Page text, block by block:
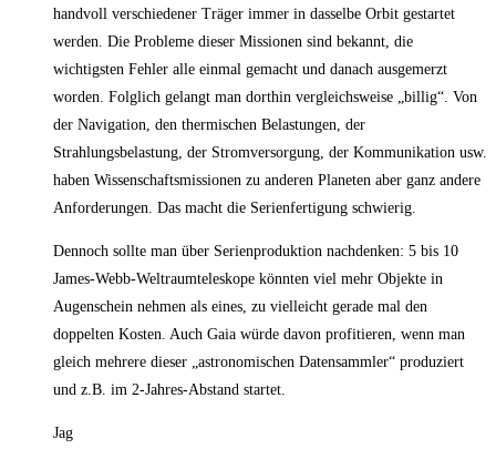
handvoll verschiedener Träger immer in dasselbe Orbit gestartet
werden. Die Probleme dieser Missionen sind bekannt, die
wichtigsten Fehler alle einmal gemacht und danach ausgemerzt
worden. Folglich gelangt man dorthin vergleichsweise „billig“. Von
der Navigation, den thermischen Belastungen, der
Strahlungsbelastung, der Stromversorgung, der Kommunikation usw.
haben Wissenschaftsmissionen zu anderen Planeten aber ganz andere
Anforderungen. Das macht die Serienfertigung schwierig.
Dennoch sollte man über Serienproduktion nachdenken: 5 bis 10
James-Webb-Weltraumteleskope könnten viel mehr Objekte in
Augenschein nehmen als eines, zu vielleicht gerade mal den
doppelten Kosten. Auch Gaia würde davon profitieren, wenn man
gleich mehrere dieser „astronomischen Datensammler“ produziert
und z.B. im 2-Jahres-Abstand startet.
Jag